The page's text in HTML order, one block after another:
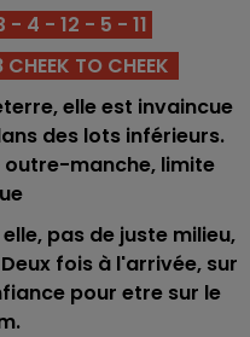
- 4 - 12 - 5 - 11
TO CHEEK
elle est invaincue
des lots inférieurs.
outre-manche, limite
pas de juste milieu,
fois à l'arrivée, sur
pour etre sur le